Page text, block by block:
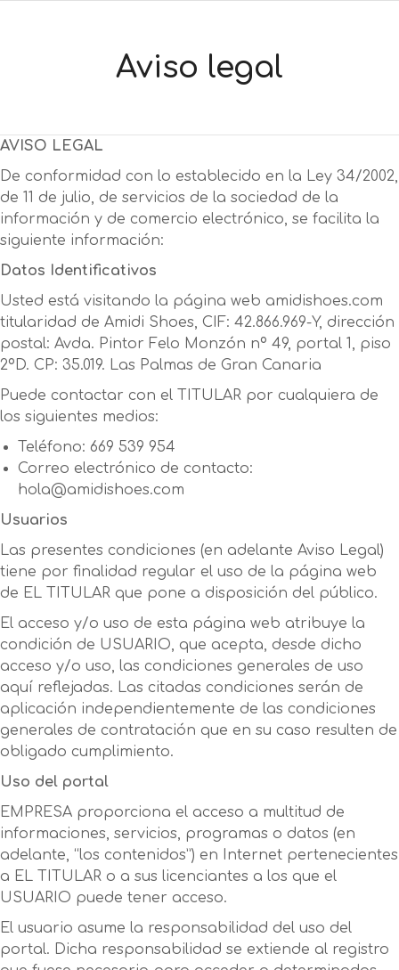
Aviso legal
AVISO LEGAL
De conformidad con lo establecido en la Ley 34/2002,
de 11 de julio, de servicios de la sociedad de la
información y de comercio electrónico, se facilita la
siguiente información:
Datos Identificativos
Usted está visitando la página web amidishoes.com
titularidad de Amidi Shoes, CIF: 42.866.969-Y, dirección
postal: Avda. Pintor Felo Monzón nº 49, portal 1, piso
2ºD. CP: 35.019. Las Palmas de Gran Canaria
Puede contactar con el TITULAR por cualquiera de
los siguientes medios:
Teléfono: 669 539 954
Correo electrónico de contacto:
hola@amidishoes.com
Usuarios
Las presentes condiciones (en adelante Aviso Legal)
tiene por finalidad regular el uso de la página web
de EL TITULAR que pone a disposición del público.
El acceso y/o uso de esta página web atribuye la
condición de USUARIO, que acepta, desde dicho
acceso y/o uso, las condiciones generales de uso
aquí reflejadas. Las citadas condiciones serán de
aplicación independientemente de las condiciones
generales de contratación que en su caso resulten de
obligado cumplimiento.
Uso del portal
EMPRESA proporciona el acceso a multitud de
informaciones, servicios, programas o datos (en
adelante, “los contenidos”) en Internet pertenecientes
a EL TITULAR o a sus licenciantes a los que el
USUARIO puede tener acceso.
El usuario asume la responsabilidad del uso del
portal. Dicha responsabilidad se extiende al registro